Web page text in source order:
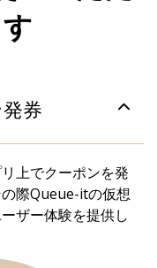
券
上でクーポンを発
際Queue-itの仮想
ザー体験を提供し